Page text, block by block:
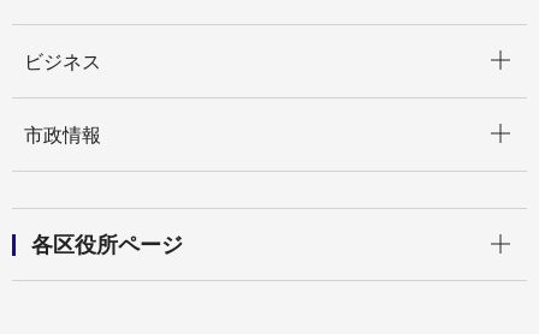
ビジネス
市政情報
各区役所ページ